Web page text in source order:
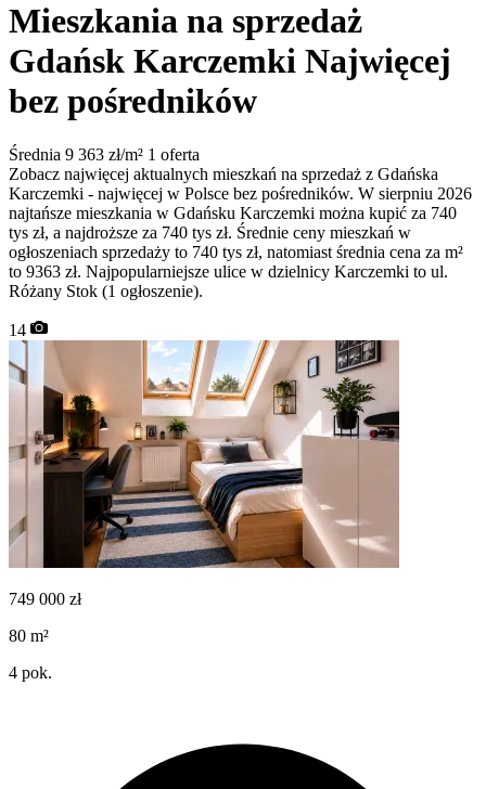
Mieszkania na sprzedaż
Gdańsk Karczemki Najwięcej
bez pośredników
Średnia 9 363 zł/m² 1 oferta
Zobacz najwięcej aktualnych mieszkań na sprzedaż z Gdańska
Karczemki - najwięcej w Polsce bez pośredników. W sierpniu 2026
najtańsze mieszkania w Gdańsku Karczemki można kupić za 740
tys zł, a najdroższe za 740 tys zł. Średnie ceny mieszkań w
ogłoszeniach sprzedaży to 740 tys zł, natomiast średnia cena za m²
to 9363 zł. Najpopularniejsze ulice w dzielnicy Karczemki to ul.
Różany Stok (1 ogłoszenie).
14
749 000 zł
80 m²
4 pok.